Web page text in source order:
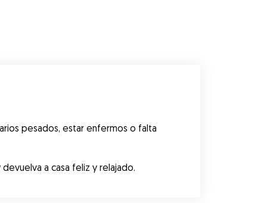
pesados, estar enfermos o falta
a casa feliz y relajado.